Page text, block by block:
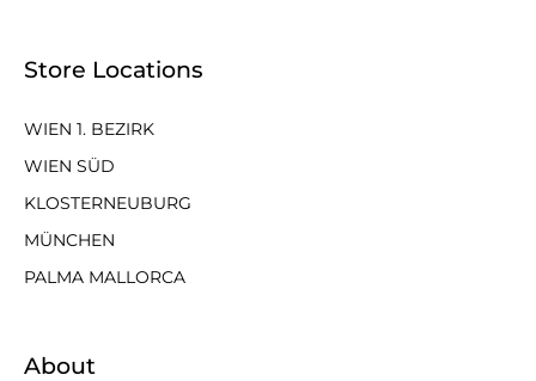
Store Locations
WIEN 1. BEZIRK
WIEN SÜD
KLOSTERNEUBURG
MÜNCHEN
PALMA MALLORCA
About